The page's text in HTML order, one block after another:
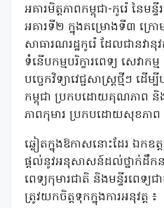
អគារមិត្តភាពកម្ពុជា-កូរ៉េ នៃមន្
អគារទី២ ក្នុងគម្រោងទី៣
សាធារណរដ្ឋកូរ៉េ ដែលជានវានុ
ទំនើបកម្មបរិក្ខារពេទ្យ សេវាក
បច្ចេកវិទ្យាវេជ្ជសាស្រ្តថ្មីៗ ដ
កម្ពុជា ប្រកបដោយគុណភាព
ភាពកុមារ ប្រកបដោយសុខភា
ឆ្លៀតក្នុងឱកាសនោះដែរ ឯកឧត្ត
ផ្តល់នូវអនុសាសន៍ដល់ថ្នាក់ដឹក
ពេទ្យកុមារជាតិ និងមន្ទីរពេទ្
ត្រូវយកចិត្តទុកក្នុងការអនុវត្ត ៖